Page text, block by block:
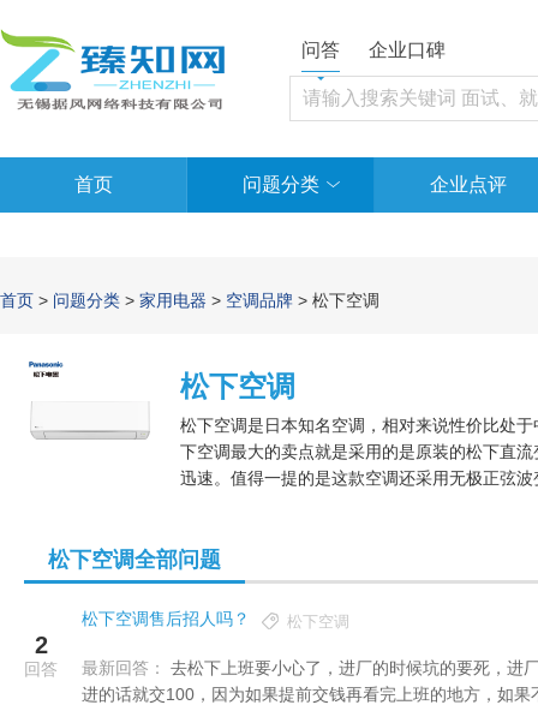
问答 企业口碑
首页 问题分类 企业点评
首页 > 问题分类 > 家用电器 > 空调品牌 > 松下空调
松下空调
松下空调是日本知名空调，相对来说性价比处
下空调最大的卖点就是采用的是原装的松下直
迅速。值得一提的是这款空调还采用无极正弦
品涵盖家
松下空调全部问题
2
回答
松下空调售后招人吗？ 松下空调
最新回答：
进的话就交100，因为如果提前交钱再看完上班的地方，如果